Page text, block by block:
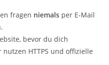
fragen niemals per E-Mail
bevor du dich
HTTPS und offizielle